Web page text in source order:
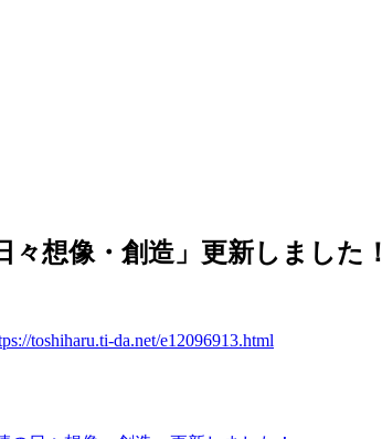
想像・創造」更新しました！
toshiharu.ti-da.net/e12096913.html